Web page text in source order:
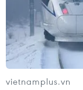
15/06/2026 09:30
Chính phủ đã
hóa thủ tục
mạnh phân cấp
vietnamplus.vn